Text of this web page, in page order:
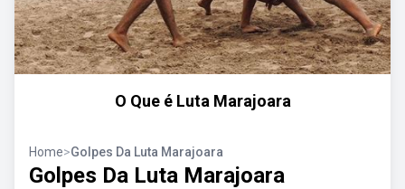
O Que é Luta Marajoara
Home>Golpes Da Luta Marajoara
Golpes Da Luta Marajoara